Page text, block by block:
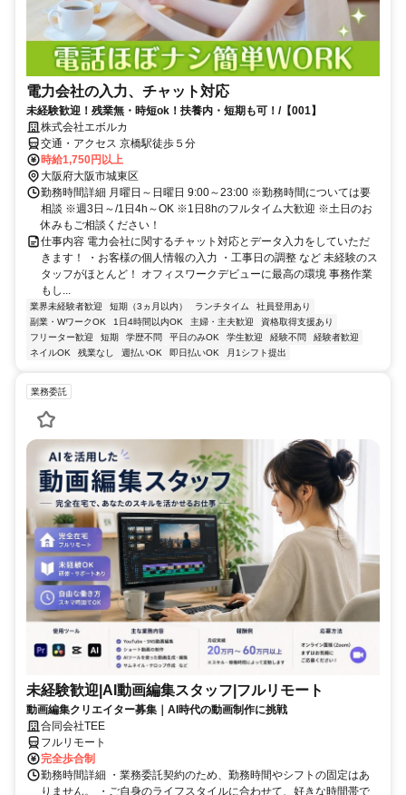
電力会社の入力、チャット対応
未経験歓迎！残業無・時短ok！扶養内・短期も可！/【001】
株式会社エボルカ
交通・アクセス 京橋駅徒歩５分
時給1,750円以上
大阪府大阪市城東区
勤務時間詳細 月曜日～日曜日 9:00～23:00 ※勤務時間については要
相談 ※週3日～/1日4h～OK ※1日8hのフルタイム大歓迎 ※土日のお
休みもご相談ください！
仕事内容 電力会社に関するチャット対応とデータ入力をしていただ
きます！ ・お客様の個人情報の入力 ・工事日の調整 など 未経験のス
タッフがほとんど！ オフィスワークデビューに最高の環境 事務作業
もし...
業界未経験者歓迎 短期（3ヵ月以内） ランチタイム
社員登用あり
副業・WワークOK
1日4時間以内OK 主婦・主夫歓迎
資格取得支援あり
フリーター歓迎
短期 学歴不問 平日のみOK 学生歓迎 経験不問
経験者歓迎
ネイルOK
残業なし 週払いOK 即日払いOK 月1シフト提出
業務委託
未経験歓迎|AI動画編集スタッフ|フルリモート
動画編集クリエイター募集｜AI時代の動画制作に挑戦
合同会社TEE
フルリモート
完全歩合制
勤務時間詳細 ・業務委託契約のため、勤務時間やシフトの固定はあ
りません。 ・ご自身のライフスタイルに合わせて、好きな時間帯で